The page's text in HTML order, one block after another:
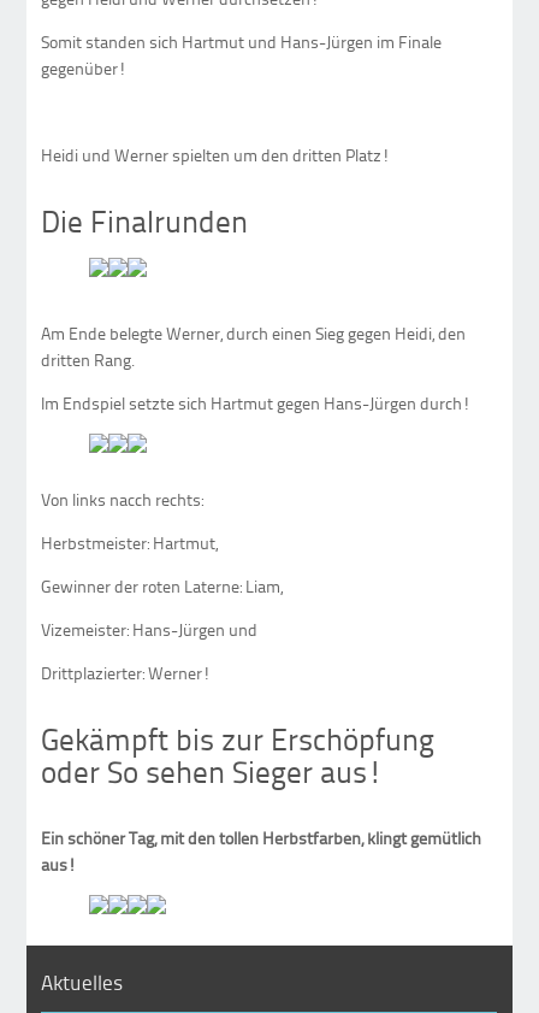
Somit standen sich Hartmut und Hans-Jürgen im Finale
gegenüber!
Heidi und Werner spielten um den dritten Platz!
Die Finalrunden
Am Ende belegte Werner, durch einen Sieg gegen Heidi, den
dritten Rang.
Im Endspiel setzte sich Hartmut gegen Hans-Jürgen durch!
Von links nacch rechts:
Herbstmeister: Hartmut,
Gewinner der roten Laterne: Liam,
Vizemeister: Hans-Jürgen und
Drittplazierter: Werner!
Gekämpft bis zur Erschöpfung
oder So sehen Sieger aus!
Ein schöner Tag, mit den tollen Herbstfarben, klingt gemütlich
aus!
Aktuelles